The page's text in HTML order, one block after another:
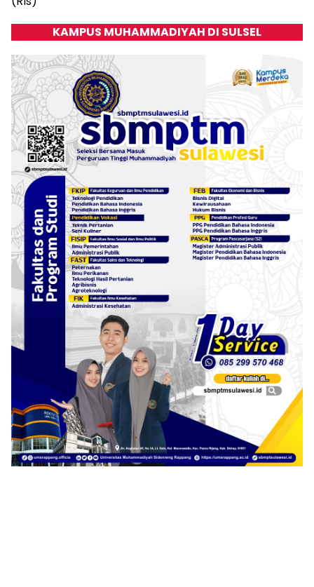
KAMPUS MUHAMMADIYAH DI SULSEL